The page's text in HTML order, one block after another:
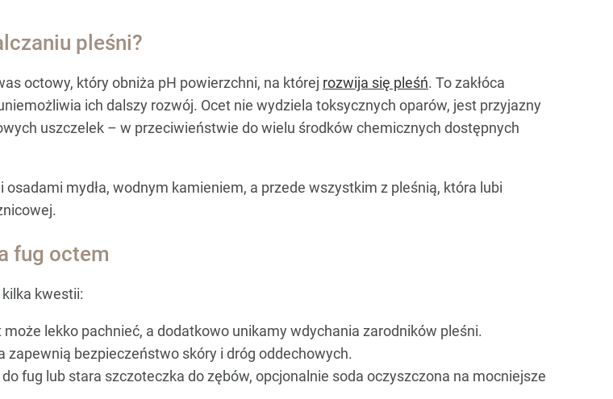
pleśni?
octowy, który obniża pH powierzchni, na której rozwija się pleśń. To zakłóca
ich dalszy rozwój. Ocet nie wydziela toksycznych oparów, jest przyjazny
uszczelek – w przeciwieństwie do wielu środków chemicznych dostępnych
mydła, wodnym kamieniem, a przede wszystkim z pleśnią, która lubi
fug octem
kwestii:
lekko pachnieć, a dodatkowo unikamy wdychania zarodników pleśni.
zapewnią bezpieczeństwo skóry i dróg oddechowych.
fug lub stara szczoteczka do zębów, opcjonalnie soda oczyszczona na mocniejsze